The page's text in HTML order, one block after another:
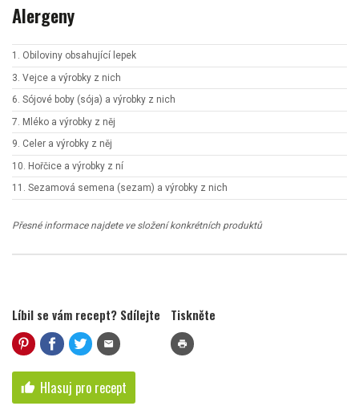
Alergeny
1. Obiloviny obsahující lepek
3. Vejce a výrobky z nich
6. Sójové boby (sója) a výrobky z nich
7. Mléko a výrobky z něj
9. Celer a výrobky z něj
10. Hořčice a výrobky z ní
11. Sezamová semena (sezam) a výrobky z nich
Přesné informace najdete ve složení konkrétních produktů
Líbil se vám recept? Sdílejte
mail
Tiskněte
print
thumb_up Hlasuj pro recept